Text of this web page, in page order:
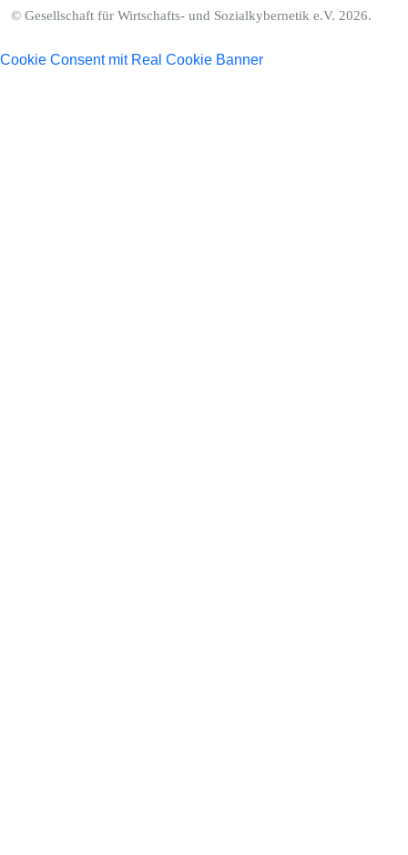
© Gesellschaft für Wirtschafts- und Sozialkybernetik e.V. 2026.
Cookie Consent mit Real Cookie Banner